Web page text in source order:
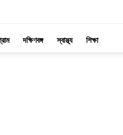
দক্ষিণবঙ্গ স্বাস্থ্য শিক্ষা